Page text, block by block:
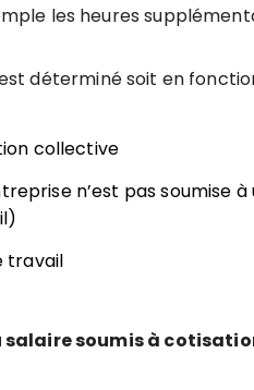
les heures
déterminé soit en
collective
n’est pas
travail
salaire soumis à